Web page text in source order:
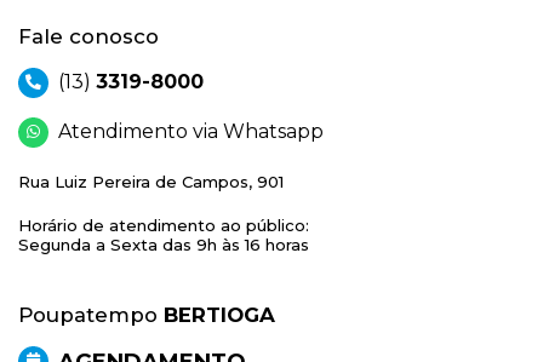
Fale conosco
(13) 3319-8000
Atendimento via Whatsapp
Rua Luiz Pereira de Campos, 901
Horário de atendimento ao público:
Segunda a Sexta das 9h às 16 horas
Poupatempo BERTIOGA